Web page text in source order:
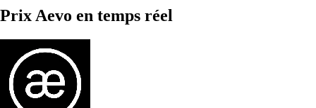
Prix Aevo en temps réel